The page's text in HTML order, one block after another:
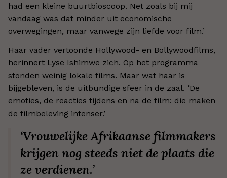
had een kleine buurtbioscoop. Net zoals bij mij
vandaag was dat minder uit economische
overwegingen, maar vanwege zijn liefde voor film.’
Haar vader vertoonde Hollywood- en Bollywoodfilms,
herinnert Lyse Ishimwe zich. Op het programma
stonden weinig lokale films. Maar wat haar is
bijgebleven, is de uitbundige sfeer in de zaal. ‘De
emoties, de reacties tijdens en na de film: die maken
de filmbeleving intenser.’
‘Vrouwelijke Afrikaanse filmmakers
krijgen nog steeds niet de plaats die
ze verdienen.’